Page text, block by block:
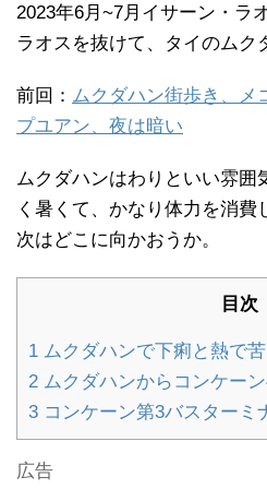
2023年6月~7月イサーン・ラ
ラオスを抜けて、タイのムク
前回： ムクダハン街歩き、メ
プユアン、夜は暗い
ムクダハンはわりといい雰囲
く暑くて、かなり体力を消費
次はどこに向かおうか。
目次
1 ムクダハンで下痢と熱で
2 ムクダハンからコンケー
3 コンケーン第3バスターミ
広告